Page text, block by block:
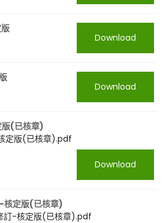
Download
Download
版(已核章)
定版(已核章).pdf
Download
核定版(已核章)
訂-核定版(已核章).pdf